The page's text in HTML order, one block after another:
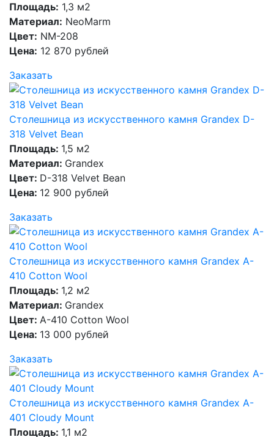
Площадь: 1,3 м2
Материал: NeoMarm
Цвет: NM-208
Цена: 12 870 рублей
Заказать
Столешница из искусственного камня Grandex D-
318 Velvet Bean
Площадь: 1,5 м2
Материал: Grandex
Цвет: D-318 Velvet Bean
Цена: 12 900 рублей
Заказать
Столешница из искусственного камня Grandex A-
410 Cotton Wool
Площадь: 1,2 м2
Материал: Grandex
Цвет: A-410 Cotton Wool
Цена: 13 000 рублей
Заказать
Столешница из искусственного камня Grandex A-
401 Cloudy Mount
Площадь: 1,1 м2